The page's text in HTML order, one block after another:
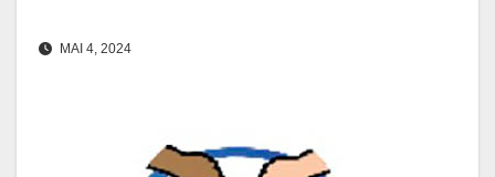
MAI 4, 2024